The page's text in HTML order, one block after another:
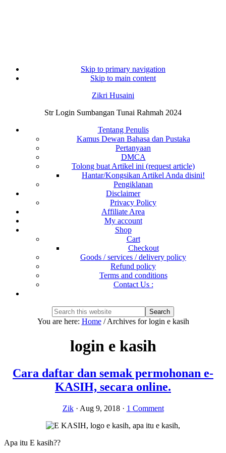
Skip to primary navigation
Skip to main content
Zikri Husaini
Str Login Sumbangan Tunai Rahmah 2024
Tentang Penulis
Kamus Dewan Bahasa dan Pustaka
Pertanyaan
DMCA
Tolong buat Artikel ini (request article)
Hantar/Kongsikan Artikel Anda disini!
Pengiklanan
Disclaimer
Privacy Policy
Affiliate Area
My account
Shop
Cart
Checkout
Goods / services / delivery policy
Refund policy
Terms and conditions
Contact Us :
Search
this
Hide
You are here: Home /Archives for login e kasih
login e kasih
Cara daftar dan semak permohonan e-
KASIH, secara online.
Zik· Aug 9, 2018· 1 Comment
Apa itu E kasih??